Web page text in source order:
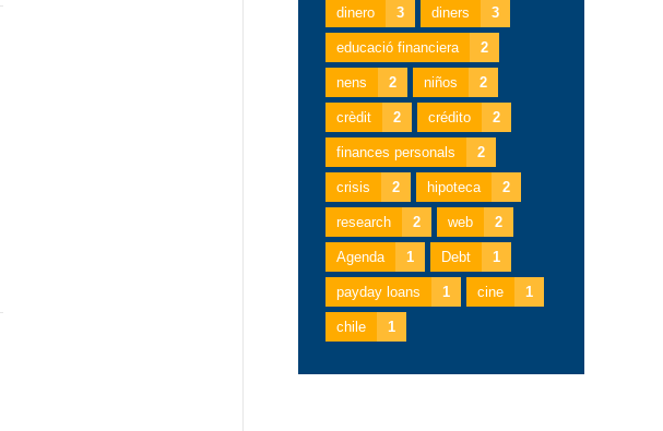
dinero 3 diners 3
educació financiera 2
nens 2 niños 2
crèdit 2 crédito 2
finances personals 2
crisis 2 hipoteca 2
research 2 web 2
Agenda 1 Debt 1
payday loans 1 cine 1
chile 1